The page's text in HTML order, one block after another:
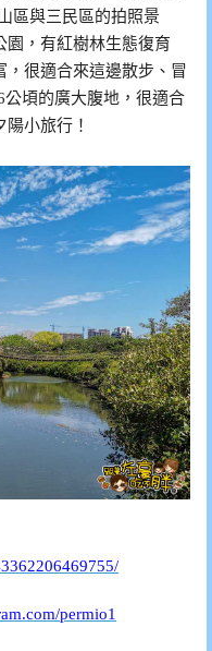
區與三民區的拍照景
園，有紅樹林生態復育
，很適合來這邊散步、冒
公頃的廣大腹地，很適合
小旅行！
permio1